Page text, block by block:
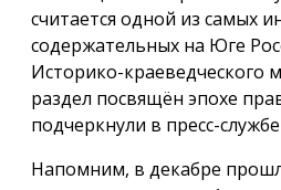
считается одной из самых
содержательных на Юге
Историко-краеведческого
раздел посвящён эпохе
подчеркнули в пресс-
Напомним, в декабре